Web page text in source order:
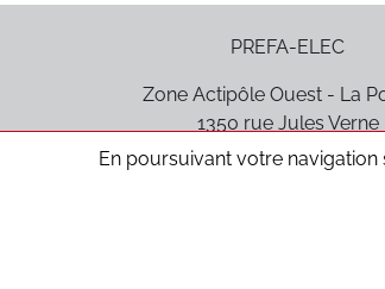
PREFA-ELEC
Zone Actipôle Ouest - La
1350 rue Jules Verne
85170 Le Poiré-sur-
En poursuivant votre navigation